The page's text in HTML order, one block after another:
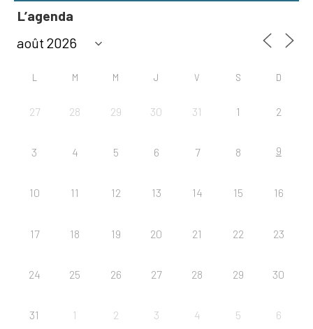
L’agenda
L M M J V S D
27 28 29 30 31 1 2
3 4 5 6 7 8 9
10 11 12 13 14 15 16
17 18 19 20 21 22 23
24 25 26 27 28 29 30
31 1 2 3 4 5 6